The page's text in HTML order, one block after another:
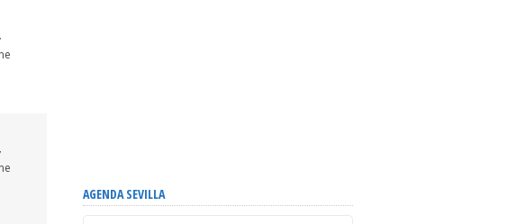
AGENDA SEVILLA